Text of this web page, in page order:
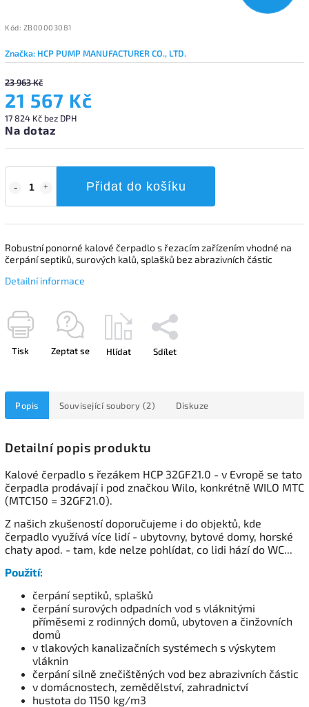
Kód: ZB00003081
Značka: HCP PUMP MANUFACTURER CO., LTD.
23 963 Kč
21 567 Kč
17 824 Kč bez DPH
Na dotaz
Přidat do košíku
Robustní ponorné kalové čerpadlo s řezacím zařízením vhodné na
čerpání septiků, surových kalů, splašků bez abrazivních částic
Detailní informace
Tisk Zeptat se Hlídat Sdílet
Popis Související soubory (2) Diskuze
Detailní popis produktu
Kalové čerpadlo s řezákem HCP 32GF21.0 - v Evropě se tato
čerpadla prodávají i pod značkou Wilo, konkrétně WILO MTC
(MTC150 = 32GF21.0).
Z našich zkušeností doporučujeme i do objektů, kde
čerpadlo využívá více lidí - ubytovny, bytové domy, horské
chaty apod. - tam, kde nelze pohlídat, co lidi hází do WC...
Použití:
čerpání septiků, splašků
čerpání surových odpadních vod s vláknitými
příměsemi z rodinných domů, ubytoven a činžovních
domů
v tlakových kanalizačních systémech s výskytem
vláknin
čerpání silně znečištěných vod bez abrazivních částic
v domácnostech, zemědělství, zahradnictví
hustota do 1150 kg/m3